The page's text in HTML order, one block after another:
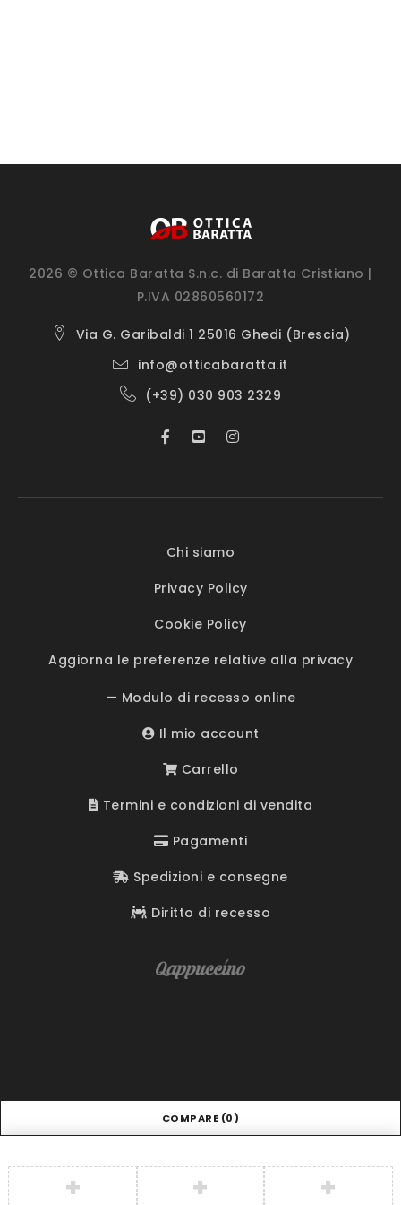
2026 © Ottica Baratta S.n.c. di Baratta Cristiano |
P.IVA 02860560172
Via G. Garibaldi 1 25016 Ghedi (Brescia)
info@otticabaratta.it
(+39) 030 903 2329
Chi siamo
Privacy Policy
Cookie Policy
Aggiorna le preferenze relative alla privacy
— Modulo di recesso online
Il mio account
Carrello
Termini e condizioni di vendita
Pagamenti
Spedizioni e consegne
Diritto di recesso
COMPARE (0)